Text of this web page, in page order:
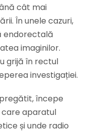
cât mai
În unele cazuri,
endorectală
imaginilor.
grijă în rectul
investigației.
începe
aparatul
și unde radio